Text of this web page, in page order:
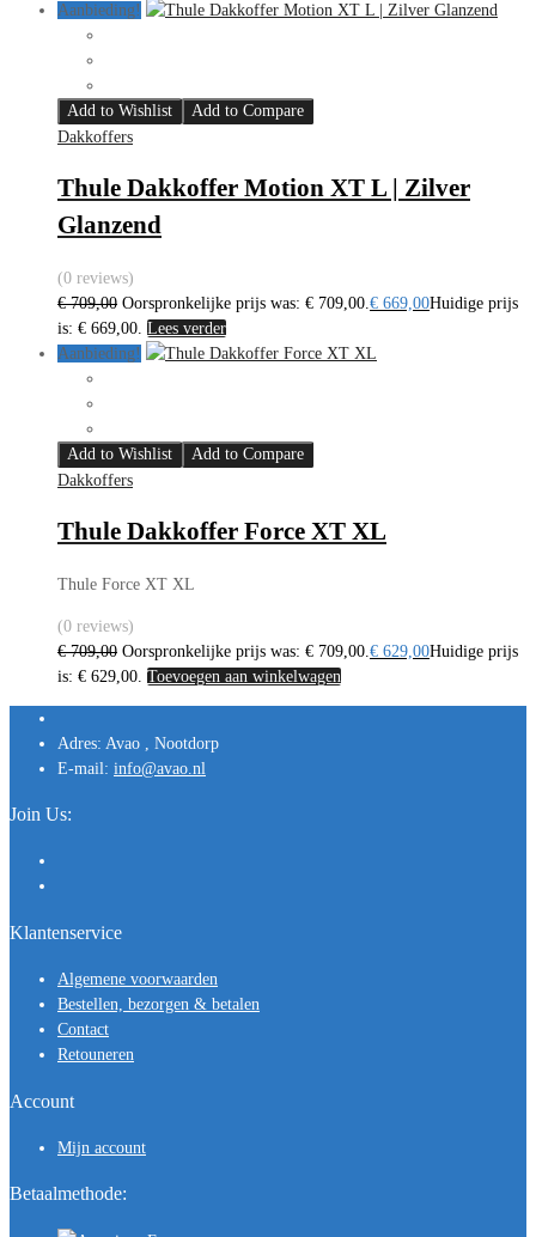
Aanbieding!
Add to Wishlist
Add to Compare
Dakkoffers
Thule Dakkoffer Motion XT L | Zilver
Glanzend
(0 reviews)
€709,00 Oorspronkelijke prijs was: € 709,00. € 669,00Huidige prijs
is: € 669,00. Lees verder
Aanbieding!
Add to Wishlist
Add to Compare
Dakkoffers
Thule Dakkoffer Force XT XL
Thule Force XT XL
(0 reviews)
€709,00 Oorspronkelijke prijs was: € 709,00. € 629,00Huidige prijs
is: € 629,00. Toevoegen aan winkelwagen
Adres: Avao , Nootdorp
E-mail: info@avao.nl
Join Us:
Klantenservice
Algemene voorwaarden
Bestellen, bezorgen & betalen
Contact
Retouneren
Account
Mijn account
Betaalmethode: